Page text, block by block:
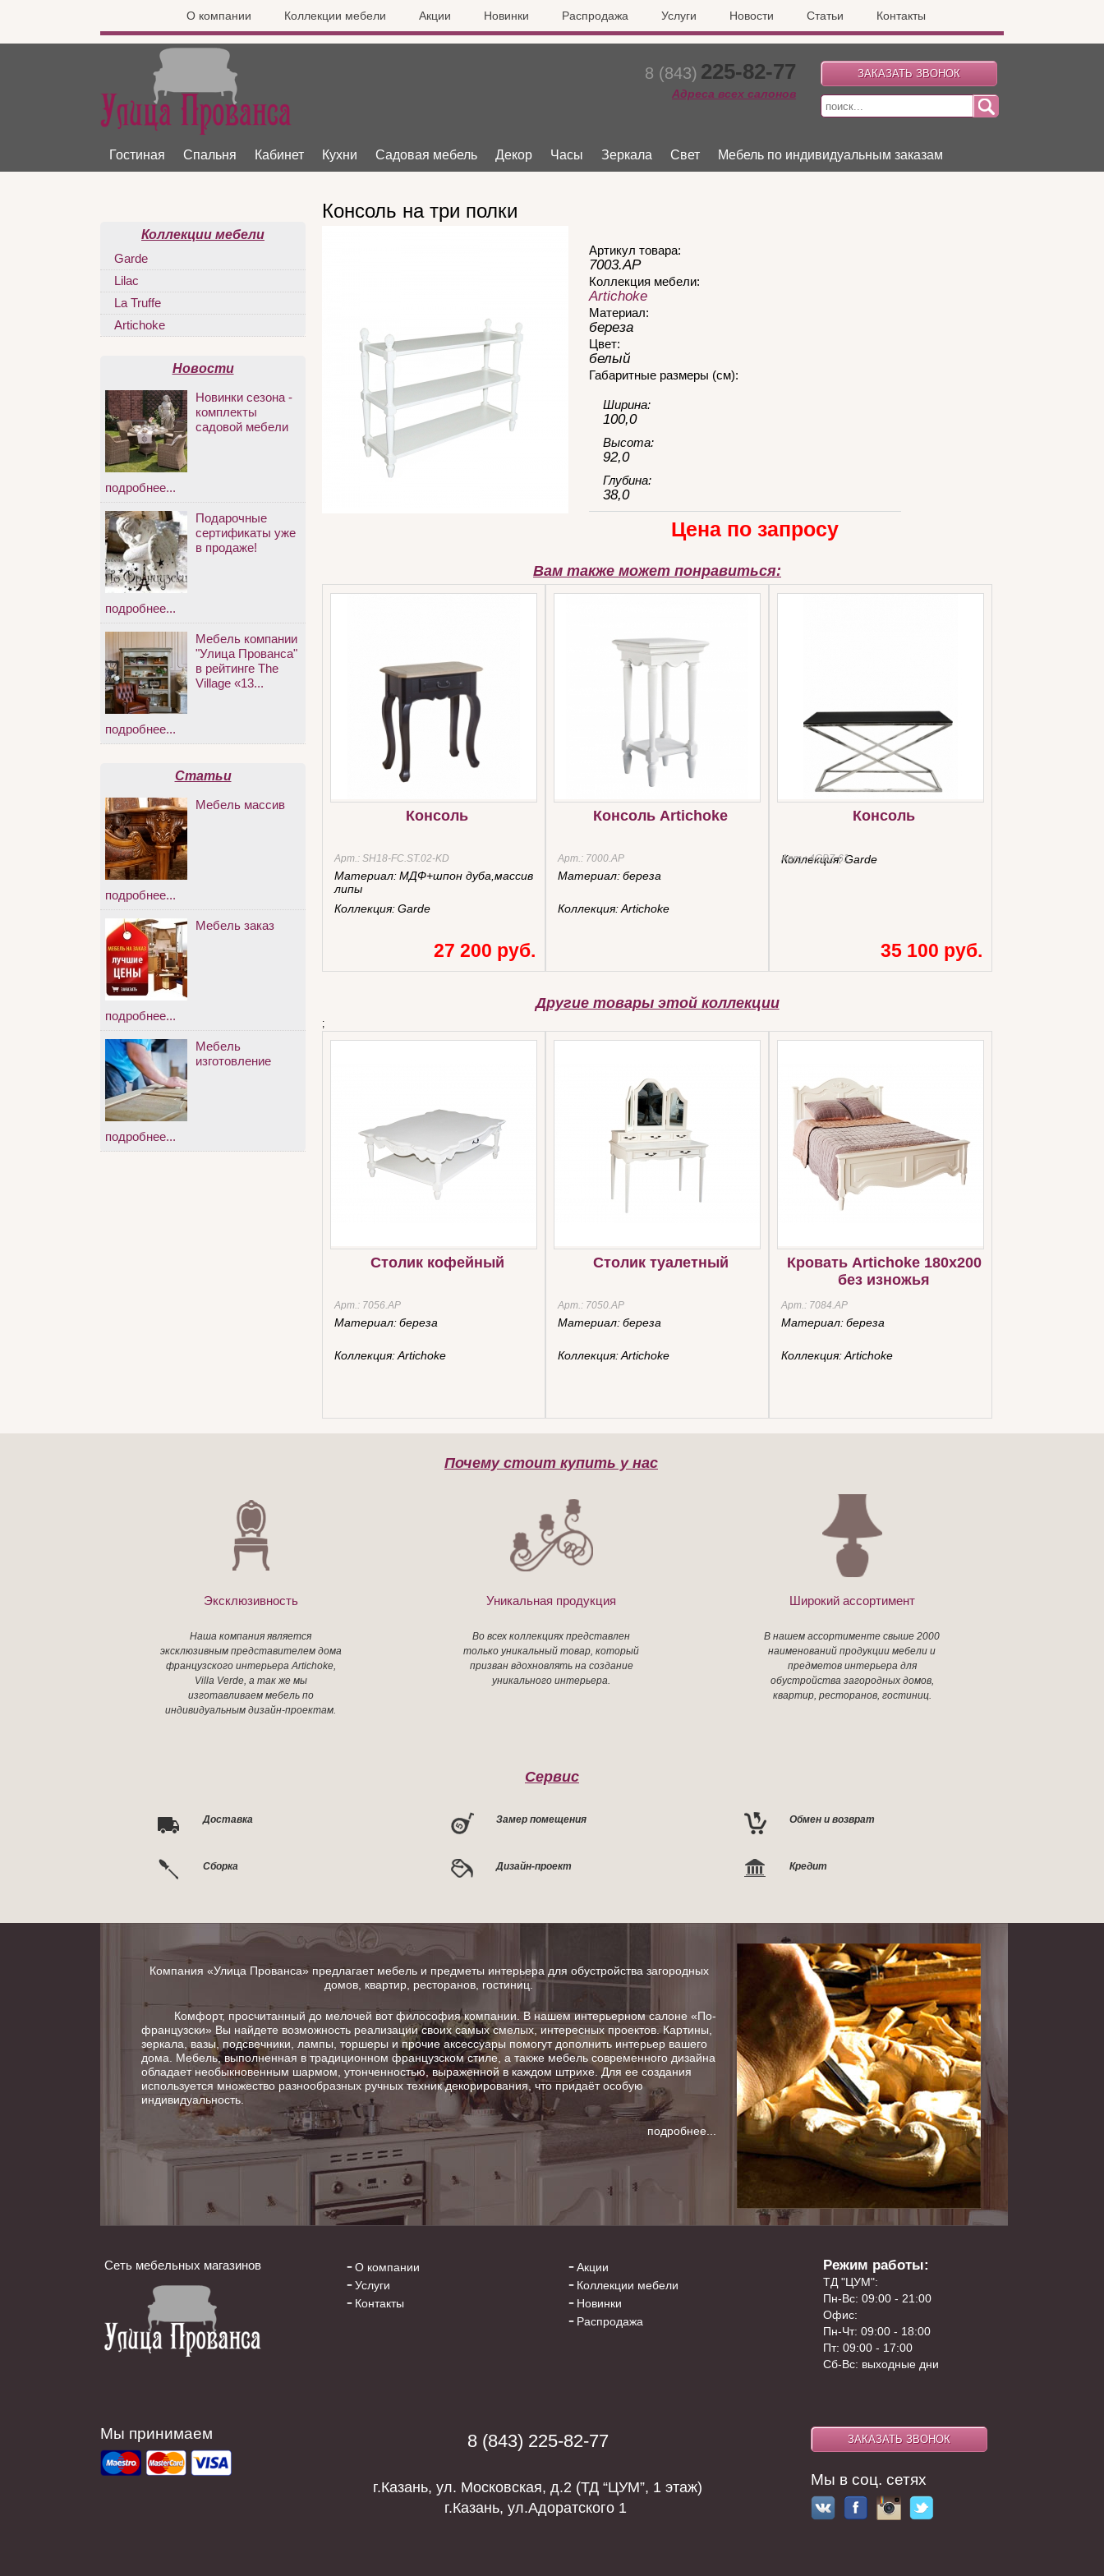
О компании Коллекции мебели Акции Новинки Распродажа Услуги Новости Статьи Контакты
8 (843) 225-82-77
Адреса всех салонов
Гостиная Спальня Кабинет Кухни Садовая мебель Декор Часы Зеркала Свет Мебель по индивидуальным заказам
Консоль на три полки
Артикул товара:
7003.AР
Коллекция мебели:
Artichoke
Материал:
береза
Цвет:
белый
Габаритные размеры (см):
Ширина:
100,0
Высота:
92,0
Глубина:
38,0
Цена по запросу
Вам также может понравиться:
Консоль
Арт.: SH18-FC.ST.02-KD
Материал:МДФ+шпон дуба,массив
липы
Коллекция:Garde
27 200 руб.
Консоль Artichoke
Арт.: 7000.AР
Материал:береза
Коллекция:Artichoke
Консоль
Арт.: 4СBZ-61
Коллекция:Garde
35 100 руб.
Другие товары этой коллекции
;
Столик кофейный
Арт.: 7056.AР
Материал:береза
Коллекция:Artichoke
Столик туалетный
Арт.: 7050.AР
Материал:береза
Коллекция:Artichoke
Кровать Artichoke 180х200
без изножья
Арт.: 7084.AP
Материал:береза
Коллекция:Artichoke
Коллекции мебели
Garde
Lilac
La Truffe
Artichoke
Новости
Новинки сезона -
комплекты
садовой мебели
подробнее...
Подарочные
сертификаты уже
в продаже!
подробнее...
Мебель компании
"Улица Прованса"
в рейтинге The
Village «13...
подробнее...
Статьи
Мебель массив
подробнее...
Мебель заказ
подробнее...
Мебель
изготовление
подробнее...
Почему стоит купить у нас
Эксклюзивность
Наша компания является
эксклюзивным представителем дома
французского интерьера Artichoke,
Villa Verde, а так же мы
изготавливаем мебель по
индивидуальным дизайн-проектам.
Уникальная продукция
Во всех коллекциях представлен
только уникальный товар, который
призван вдохновлять на создание
уникального интерьера.
Широкий ассортимент
В нашем ассортименте свыше 2000
наименований продукции мебели и
предметов интерьера для
обустройства загородных домов,
квартир, ресторанов, гостиниц.
Сервис
Доставка Замер помещения Обмен и возврат
Сборка Дизайн-проект Кредит
Компания «Улица Прованса» предлагает мебель и предметы интерьера для обустройства загородных
домов, квартир, ресторанов, гостиниц.
Комфорт, просчитанный до мелочей вот философия компании. В нашем интерьерном салоне «По-
французски» Вы найдете возможность реализации своих самых смелых, интересных проектов. Картины,
зеркала, вазы, подсвечники, лампы, торшеры и прочие аксессуары помогут дополнить интерьер вашего
дома. Мебель, выполненная в традиционном французском стиле, а также мебель современного дизайна
обладает необыкновенным шармом, утонченностью, выраженной в каждом штрихе. Для ее создания
используется множество разнообразных ручных техник декорирования, что придаёт особую
индивидуальность.
подробнее...
Сеть мебельных магазинов
О компании
Услуги
Контакты
Акции
Коллекции мебели
Новинки
Распродажа
Режим работы:
ТД "ЦУМ":
Пн-Вс: 09:00 - 21:00
Офис:
Пн-Чт: 09:00 - 18:00
Пт: 09:00 - 17:00
Сб-Вс: выходные дни
Мы принимаем 8 (843) 225-82-77
г.Казань, ул. Московская, д.2 (ТД “ЦУМ”, 1 этаж)
г.Казань, ул.Адоратского 1
Мы в соц. сетях